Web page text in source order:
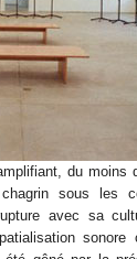
du moins
sous les
avec sa
sonore